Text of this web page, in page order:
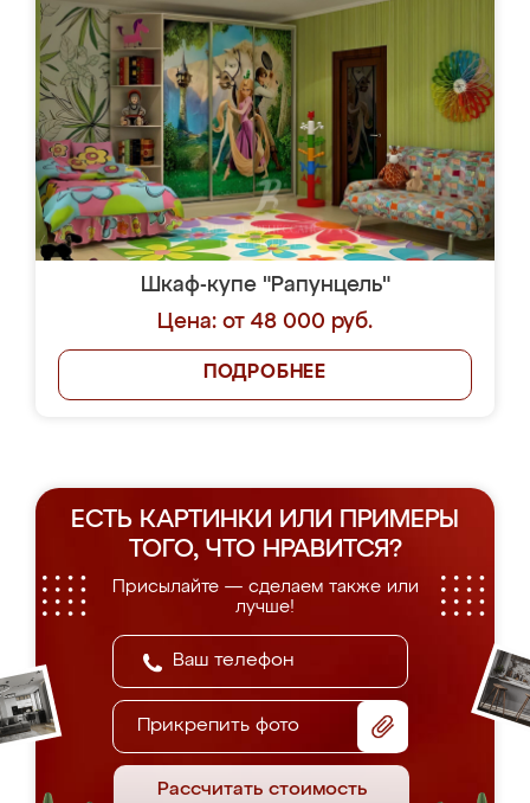
Шкаф-купе "Рапунцель"
Цена: от 48 000 руб.
ПОДРОБНЕЕ
ЕСТЬ КАРТИНКИ ИЛИ ПРИМЕРЫ
ТОГО, ЧТО НРАВИТСЯ?
Присылайте — сделаем также или
лучше!
Прикрепить фото
Рассчитать стоимость